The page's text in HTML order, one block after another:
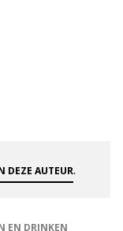
DEZE AUTEUR.
EN DRINKEN